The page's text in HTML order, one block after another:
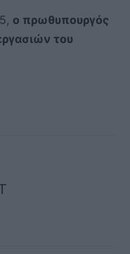
ο πρωθυπουργός
του